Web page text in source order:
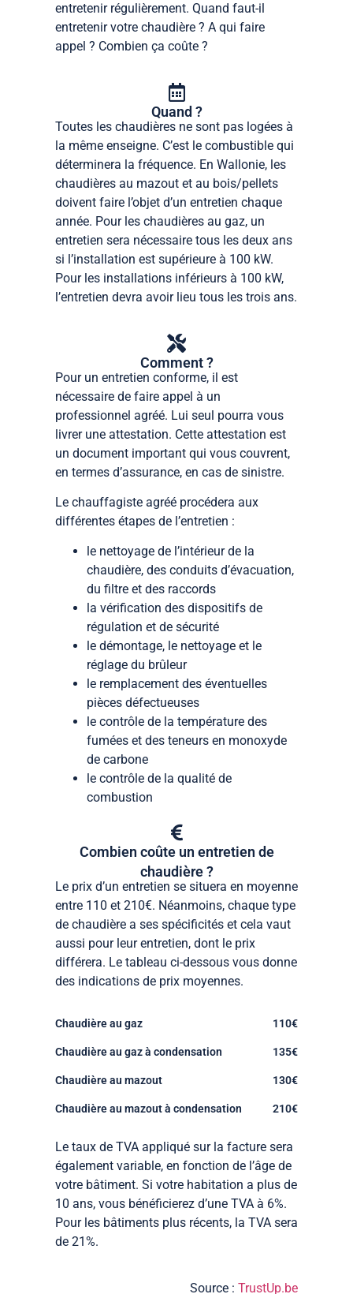
entretenir régulièrement. Quand faut-il
entretenir votre chaudière ? A qui faire
appel ? Combien ça coûte ?
Quand ?
Toutes les chaudières ne sont pas logées à
la même enseigne. C’est le combustible qui
déterminera la fréquence. En Wallonie, les
chaudières au mazout et au bois/pellets
doivent faire l’objet d’un entretien chaque
année. Pour les chaudières au gaz, un
entretien sera nécessaire tous les deux ans
si l’installation est supérieure à 100 kW.
Pour les installations inférieurs à 100 kW,
l’entretien devra avoir lieu tous les trois ans.
Comment ?
Pour un entretien conforme, il est
nécessaire de faire appel à un
professionnel agréé. Lui seul pourra vous
livrer une attestation. Cette attestation est
un document important qui vous couvrent,
en termes d’assurance, en cas de sinistre.
Le chauffagiste agréé procédera aux
différentes étapes de l’entretien :
le nettoyage de l’intérieur de la
chaudière, des conduits d’évacuation,
du filtre et des raccords
la vérification des dispositifs de
régulation et de sécurité
le démontage, le nettoyage et le
réglage du brûleur
le remplacement des éventuelles
pièces défectueuses
le contrôle de la température des
fumées et des teneurs en monoxyde
de carbone
le contrôle de la qualité de
combustion
Combien coûte un entretien de
chaudière ?
Le prix d’un entretien se situera en moyenne
entre 110 et 210€. Néanmoins, chaque type
de chaudière a ses spécificités et cela vaut
aussi pour leur entretien, dont le prix
différera. Le tableau ci-dessous vous donne
des indications de prix moyennes.
Chaudière au gaz 110€
Chaudière au gaz à condensation 135€
Chaudière au mazout 130€
Chaudière au mazout à condensation 210€
Le taux de TVA appliqué sur la facture sera
également variable, en fonction de l’âge de
votre bâtiment. Si votre habitation a plus de
10 ans, vous bénéficierez d’une TVA à 6%.
Pour les bâtiments plus récents, la TVA sera
de 21%.
Source : TrustUp.be